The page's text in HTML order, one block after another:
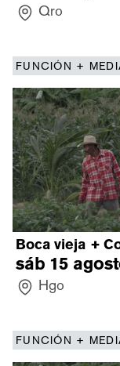
Qro
FUNCIÓN +
Boca vieja +
sáb 15
Hgo
FUNCIÓN +